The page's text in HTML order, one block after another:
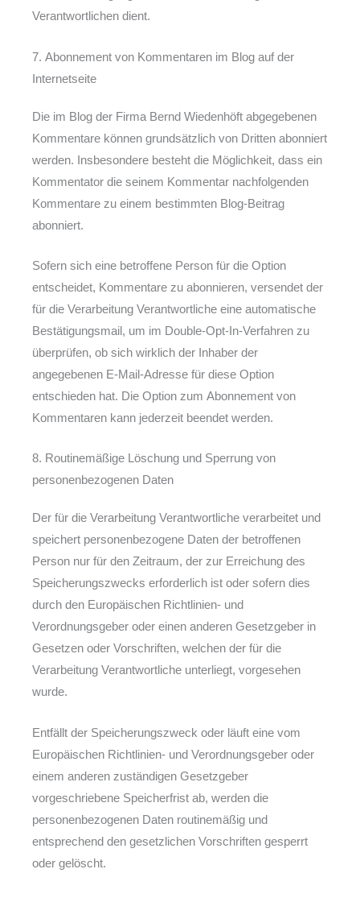
Verantwortlichen dient.
7. Abonnement von Kommentaren im Blog auf der
Internetseite
Die im Blog der Firma Bernd Wiedenhöft abgegebenen
Kommentare können grundsätzlich von Dritten abonniert
werden. Insbesondere besteht die Möglichkeit, dass ein
Kommentator die seinem Kommentar nachfolgenden
Kommentare zu einem bestimmten Blog-Beitrag
abonniert.
Sofern sich eine betroffene Person für die Option
entscheidet, Kommentare zu abonnieren, versendet der
für die Verarbeitung Verantwortliche eine automatische
Bestätigungsmail, um im Double-Opt-In-Verfahren zu
überprüfen, ob sich wirklich der Inhaber der
angegebenen E-Mail-Adresse für diese Option
entschieden hat. Die Option zum Abonnement von
Kommentaren kann jederzeit beendet werden.
8. Routinemäßige Löschung und Sperrung von
personenbezogenen Daten
Der für die Verarbeitung Verantwortliche verarbeitet und
speichert personenbezogene Daten der betroffenen
Person nur für den Zeitraum, der zur Erreichung des
Speicherungszwecks erforderlich ist oder sofern dies
durch den Europäischen Richtlinien- und
Verordnungsgeber oder einen anderen Gesetzgeber in
Gesetzen oder Vorschriften, welchen der für die
Verarbeitung Verantwortliche unterliegt, vorgesehen
wurde.
Entfällt der Speicherungszweck oder läuft eine vom
Europäischen Richtlinien- und Verordnungsgeber oder
einem anderen zuständigen Gesetzgeber
vorgeschriebene Speicherfrist ab, werden die
personenbezogenen Daten routinemäßig und
entsprechend den gesetzlichen Vorschriften gesperrt
oder gelöscht.